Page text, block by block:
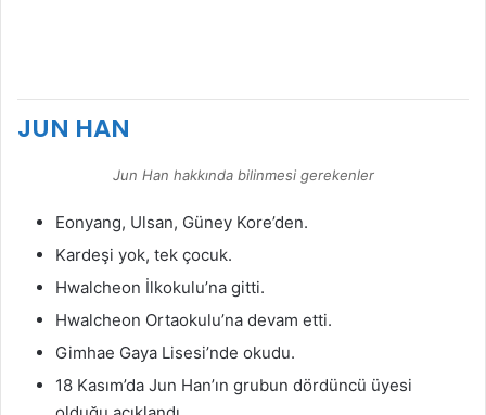
JUN HAN
Jun Han hakkında bilinmesi gerekenler
Eonyang, Ulsan, Güney Kore’den.
Kardeşi yok, tek çocuk.
Hwalcheon İlkokulu’na gitti.
Hwalcheon Ortaokulu’na devam etti.
Gimhae Gaya Lisesi’nde okudu.
18 Kasım’da Jun Han’ın grubun dördüncü üyesi